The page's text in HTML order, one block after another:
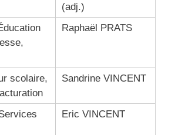
(adj.)
Raphaël PRATS
Sandrine VINCENT
Eric VINCENT